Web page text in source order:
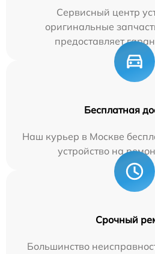
Сервисный центр
оригинальные
предоставляет
Бесплатная
Наш курьер в Москве
устройство на
Срочный
Большинство